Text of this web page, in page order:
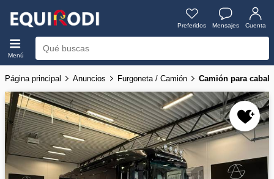
Preferidos Mensajes Cuenta
Menú
Página principal Anuncios Furgoneta / Camión Camión para